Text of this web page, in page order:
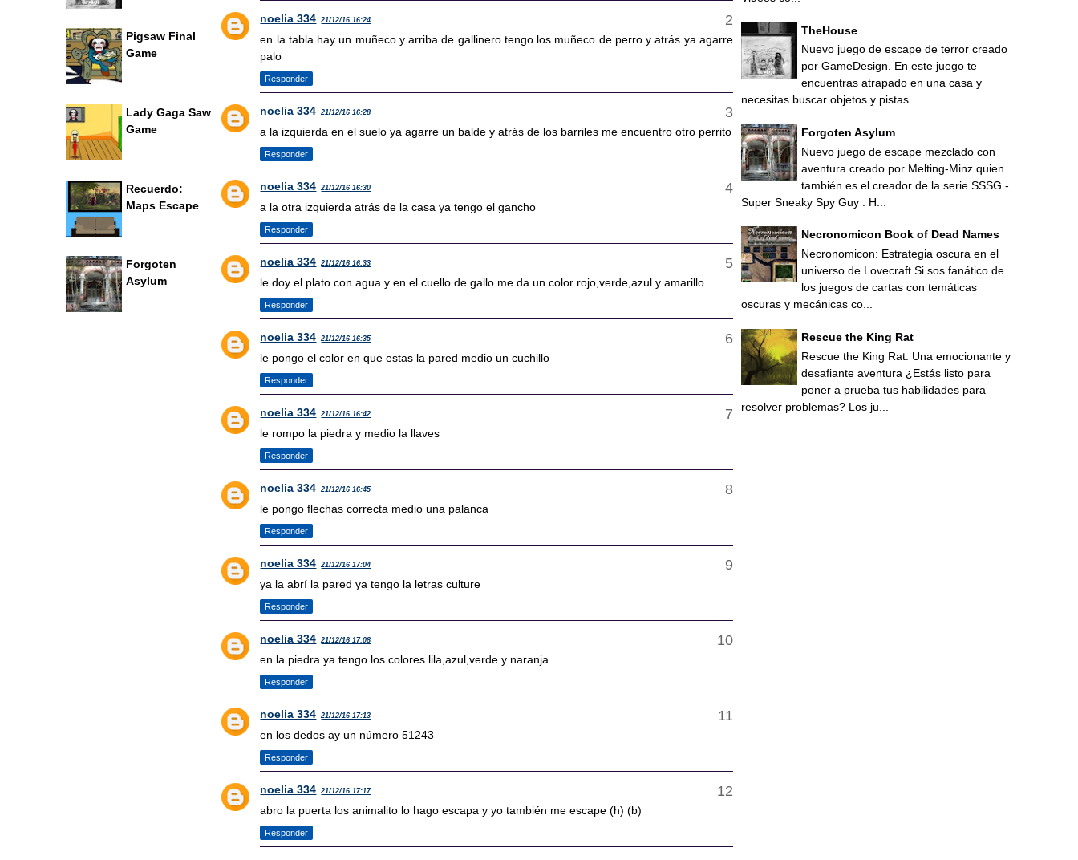
noelia 334 21/12/16 16:24
en la tabla hay un muñeco y arriba de gallinero tengo los muñeco de perro y atrás ya agarre
palo
Responder
noelia 334 21/12/16 16:28
a la izquierda en el suelo ya agarre un balde y atrás de los barriles me encuentro otro perrito
Responder
noelia 334 21/12/16 16:30
a la otra izquierda atrás de la casa ya tengo el gancho
Responder
noelia 334 21/12/16 16:33
le doy el plato con agua y en el cuello de gallo me da un color rojo,verde,azul y amarillo
Responder
noelia 334 21/12/16 16:35
le pongo el color en que estas la pared medio un cuchillo
Responder
noelia 334 21/12/16 16:42
le rompo la piedra y medio la llaves
Responder
noelia 334 21/12/16 16:45
le pongo flechas correcta medio una palanca
Responder
noelia 334 21/12/16 17:04
ya la abrí la pared ya tengo la letras culture
Responder
noelia 334 21/12/16 17:08
en la piedra ya tengo los colores lila,azul,verde y naranja
Responder
noelia 334 21/12/16 17:13
en los dedos ay un número 51243
Responder
noelia 334 21/12/16 17:17
abro la puerta los animalito lo hago escapa y yo también me escape (h) (b)
Responder
Pigsaw Final
Game
Lady Gaga Saw
Game
Recuerdo:
Maps Escape
Forgoten
Asylum
TheHouse
Nuevo juego de escape de terror creado
por GameDesign. En este juego te
encuentras atrapado en una casa y
necesitas buscar objetos y pistas...
Forgoten Asylum
Nuevo juego de escape mezclado con
aventura creado por Melting-Minz quien
también es el creador de la serie SSSG -
Super Sneaky Spy Guy . H...
Necronomicon Book of Dead Names
Necronomicon: Estrategia oscura en el
universo de Lovecraft Si sos fanático de
los juegos de cartas con temáticas
oscuras y mecánicas co...
Rescue the King Rat
Rescue the King Rat: Una emocionante y
desafiante aventura ¿Estás listo para
poner a prueba tus habilidades para
resolver problemas? Los ju...